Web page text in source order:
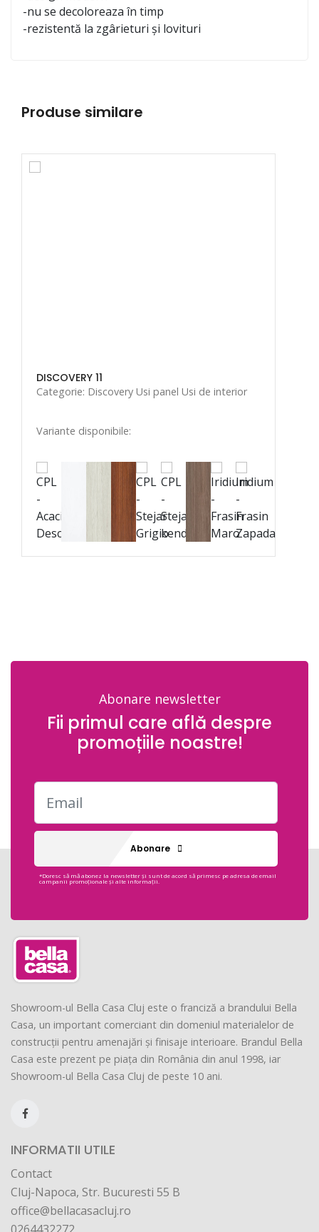
-nu se decoloreaza în timp
-rezistentă la zgârieturi și lovituri
Produse similare
DISCOVERY 11
Categorie: Discovery Usi panel Usi de interior
Variante disponibile:
Abonare newsletter
Fii primul care află despre
promoțiile noastre!
Abonare
*Doresc să mă abonez la newsletter și sunt de acord să primesc pe adresa de email
campanii promoționale și alte informații.
Showroom-ul Bella Casa Cluj este o franciză a brandului Bella
Casa, un important comerciant din domeniul materialelor de
construcții pentru amenajări și finisaje interioare. Brandul Bella
Casa este prezent pe piața din România din anul 1998, iar
Showroom-ul Bella Casa Cluj de peste 10 ani.
INFORMATII UTILE
Contact
Cluj-Napoca, Str. Bucuresti 55 B
office@bellacasacluj.ro